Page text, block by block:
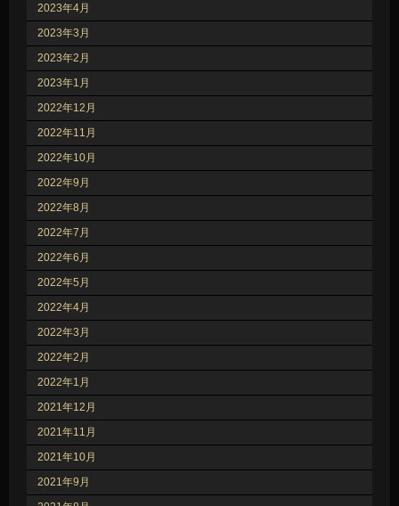
2023年4月
2023年3月
2023年2月
2023年1月
2022年12月
2022年11月
2022年10月
2022年9月
2022年8月
2022年7月
2022年6月
2022年5月
2022年4月
2022年3月
2022年2月
2022年1月
2021年12月
2021年11月
2021年10月
2021年9月